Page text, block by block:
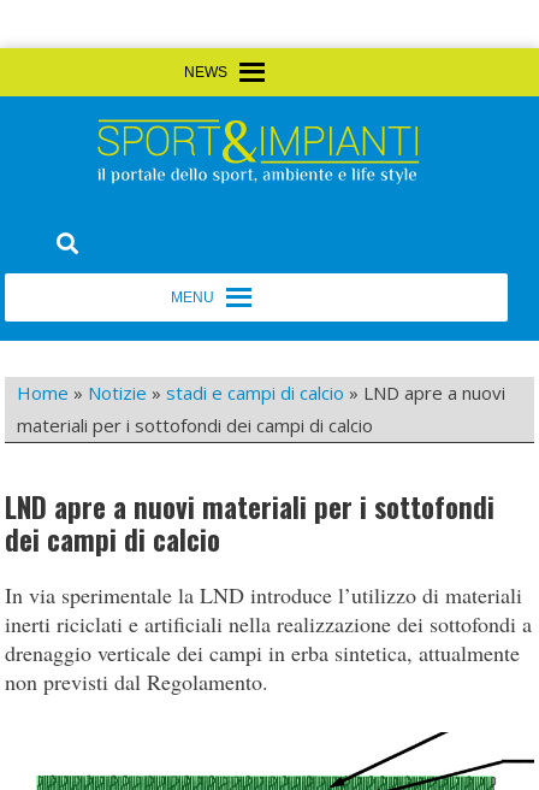
to
Sport&Impianti
Home » Notizie »stadi e campi di calcio » LND apre a nuovi
materiali per i sottofondi dei campi di calcio
LND apre a nuovi materiali per i sottofondi
dei campi di calcio
In via sperimentale la LND introduce l’utilizzo di materiali
inerti riciclati e artificiali nella realizzazione dei sottofondi a
drenaggio verticale dei campi in erba sintetica, attualmente
non previsti dal Regolamento.